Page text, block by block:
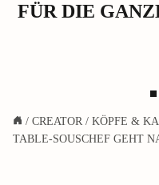
FÜR DIE
/ CREATOR / KÖPFE &
TABLE-SOUSCHEF GEHT